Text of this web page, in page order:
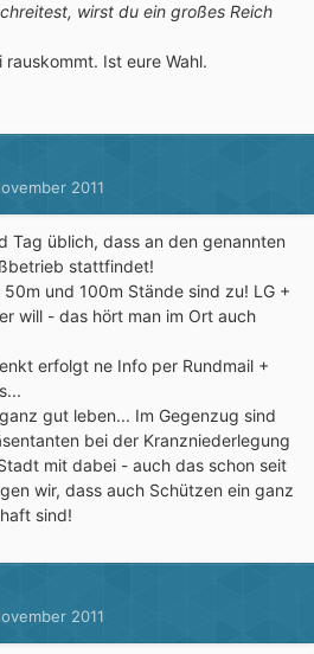
wirst du ein großes Reich
Ist eure Wahl.
2011
Tag üblich, dass an den genannten
stattfindet!
und 100m Stände sind zu! LG +
will - das hört man im Ort auch
erfolgt ne Info per Rundmail +
gut leben... Im Gegenzug sind
bei der Kranzniederlegung
mit dabei - auch das schon seit
wir, dass auch Schützen ein ganz
sind!
2011